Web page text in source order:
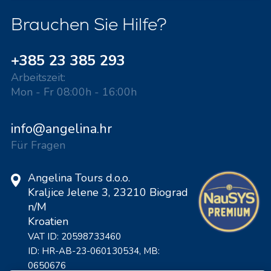
Brauchen Sie Hilfe?
+385 23 385 293
Arbeitszeit:
Mon - Fr 08:00h - 16:00h
info@angelina.hr
Für Fragen
Angelina Tours d.o.o.
Kraljice Jelene 3, 23210 Biograd
n/M
Kroatien
VAT ID: 20598733460
ID: HR-AB-23-060130534, MB:
0650676